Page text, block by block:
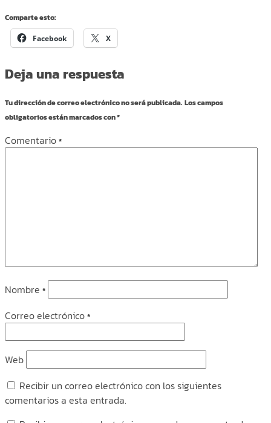
Comparte esto:
Facebook X
Deja una respuesta
Tu dirección de correo electrónico no será publicada. Los campos
obligatorios están marcados con*
Comentario *
Nombre *
Correo electrónico *
Web
Recibir un correo electrónico con los siguientes
comentarios a esta entrada.